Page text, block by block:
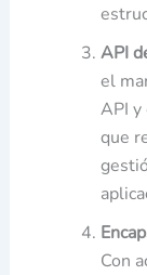
API
el
API y
que
Con